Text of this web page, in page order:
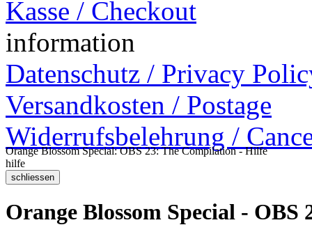
Kasse / Checkout
information
Datenschutz / Privacy
Versandkosten / Postage
Widerrufsbelehrung /
Orange Blossom Special: OBS 23: The Compilation - Hilfe
hilfe
Orange Blossom Special -